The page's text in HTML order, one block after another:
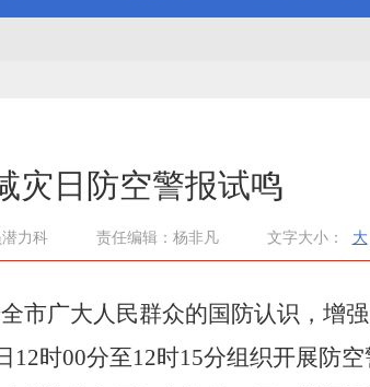
灾日防空警报试鸣
力科 责任编辑：杨非凡 文字大小： 大
市广大人民群众的国防认识，增
12时00分至12时15分组织开展防空